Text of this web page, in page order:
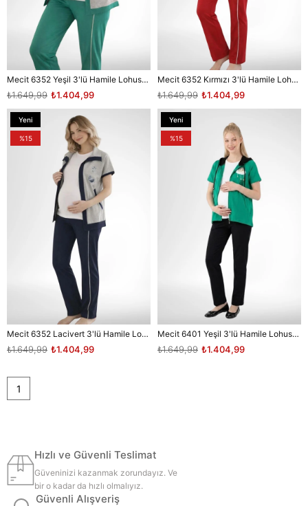
Mecit 6352 Yeşil 3'lü Hamile Lohusa Pijama Takımı
₺1.404,99
₺1.649,99
Mecit 6352 Kırmızı 3'lü Hamile Lohusa Pijama Takımı
₺1.404,99
₺1.649,99
Mecit 6352 Lacivert 3'lü Hamile Lohusa Pijama Takımı
₺1.404,99
₺1.649,99
Yeni
Ürün
%15
Mecit 6401 Yeşil 3'lü Hamile Lohusa Pijama Takımı
₺1.404,99
₺1.649,99
Yeni
Ürün
%15
1
Hızlı ve Güvenli Teslimat
Güveninizi kazanmak zorundayız. Ve
bir o kadar da hızlı olmalıyız.
Güvenli Alışveriş